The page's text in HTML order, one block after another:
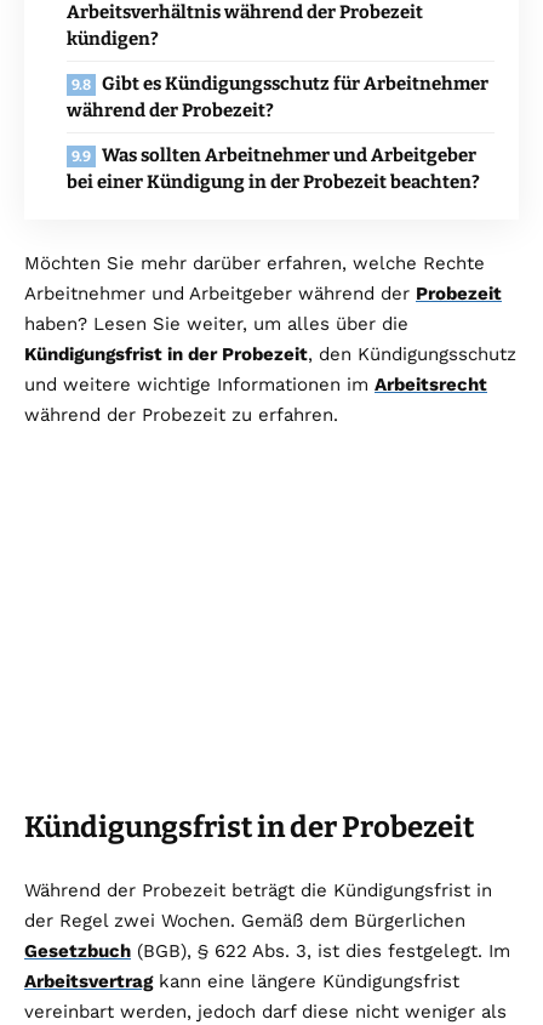
Arbeitsverhältnis während der Probezeit
kündigen?
Gibt es Kündigungsschutz für Arbeitnehmer
während der Probezeit?
Was sollten Arbeitnehmer und Arbeitgeber
bei einer Kündigung in der Probezeit beachten?
Möchten Sie mehr darüber erfahren, welche Rechte
Arbeitnehmer und Arbeitgeber während der Probezeit
haben? Lesen Sie weiter, um alles über die
Kündigungsfrist in der Probezeit, den Kündigungsschutz
und weitere wichtige Informationen im Arbeitsrecht
während der Probezeit zu erfahren.
Kündigungsfrist in der Probezeit
Während der Probezeit beträgt die Kündigungsfrist in
der Regel zwei Wochen. Gemäß dem Bürgerlichen
Gesetzbuch (BGB), § 622 Abs. 3, ist dies festgelegt. Im
Arbeitsvertragkann eine längere Kündigungsfrist
vereinbart werden, jedoch darf diese nicht weniger als